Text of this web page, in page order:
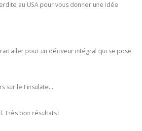
au USA pour vous donner une idée
aller pour un dériveur intégral qui se pose
sur le Finsulate…
Très bon résultats !